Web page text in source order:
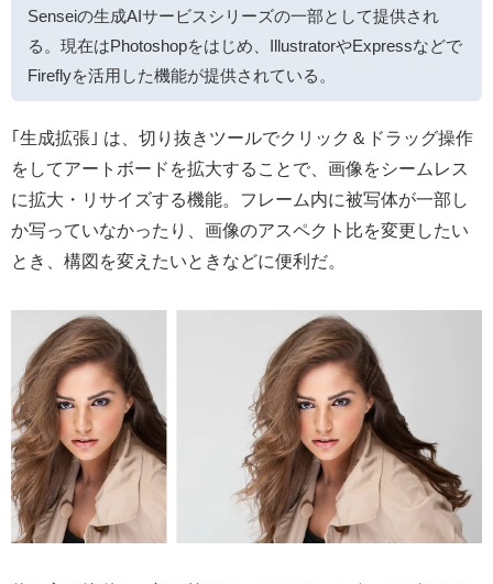
Senseiの生成AIサービスシリーズの一部として提供され
る。現在はPhotoshopをはじめ、IllustratorやExpressなどで
Fireflyを活用した機能が提供されている。
｢生成拡張｣ は、切り抜きツールでクリック＆ドラッグ操作
をしてアートボードを拡大することで、画像をシームレス
に拡大・リサイズする機能。フレーム内に被写体が一部し
か写っていなかったり、画像のアスペクト比を変更したい
とき、構図を変えたいときなどに便利だ。